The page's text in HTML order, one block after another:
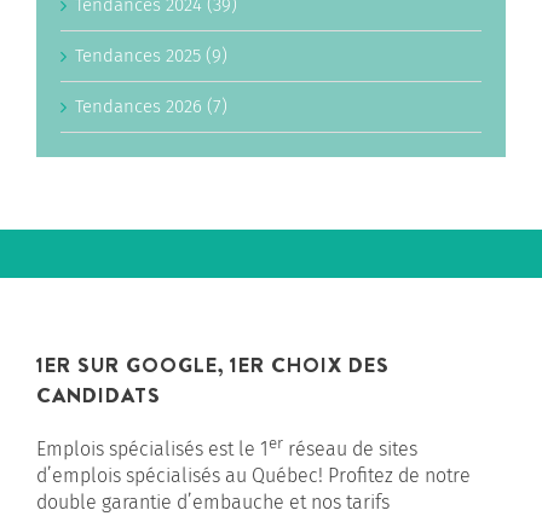
Tendances 2024 (39)
Tendances 2025 (9)
Tendances 2026 (7)
1ER SUR GOOGLE, 1ER CHOIX DES
CANDIDATS
Emplois spécialisés est le 1 er réseau de sites
d’emplois spécialisés au Québec! Profitez de notre
double garantie d’embauche et nos tarifs